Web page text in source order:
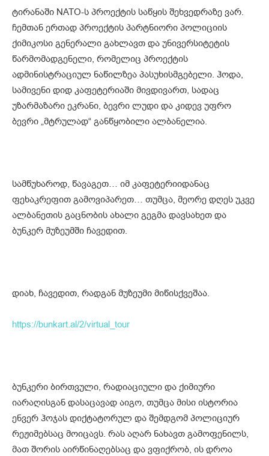
ტირანაში NATO-ს პროექტის საწყის შეხვედრაზე ვარ.
ჩემთან ერთად პროექტის პარტნიორი პოლიციის
ქიმიკოსი გენერალი გახლავთ და უნივერსიტეტის
წარმომადგენელი, რომელიც პროექტის
ადმინისტრაციულ ნაწილზეა პასუხისმგებელი. ჰოდა,
სამივენი დიდ კაფეტერიაში მივდივართ, სადაც
უზარმაზარი ეკრანი, ბევრი ლუდი და კიდევ უფრო
ბევრი „მტრულად“ განწყობილი ალბანელია.
სამწუხაროდ, წავაგეთ… იმ კაფეტერიიდანაც
ფეხაკრეფით გამოვიპარეთ… თუმცა, მეორე დღეს უკვე
ალბანეთის გაცნობის ახალი გეგმა დავსახეთ და
ბუნკერ მუზეუმში ჩავედით.
დიახ, ჩავედით, რადგან მუზეუმი მიწისქვეშაა.
https://bunkart.al/2/virtual_tour
ბუნკერი ბირთვული, რადიაციული და ქიმიური
იარაღისგან დასაცავად აიგო, თუმცა მისი ისტორია
ენვერ ჰოჯას დიქტატორულ და შემდგომ პოლიციურ
რეჟიმებსაც მოიცავს. რას აღარ ნახავთ გამოფენილს,
მათ შორის აირწინაღებსაც და ვფიქრობ, ის დროა